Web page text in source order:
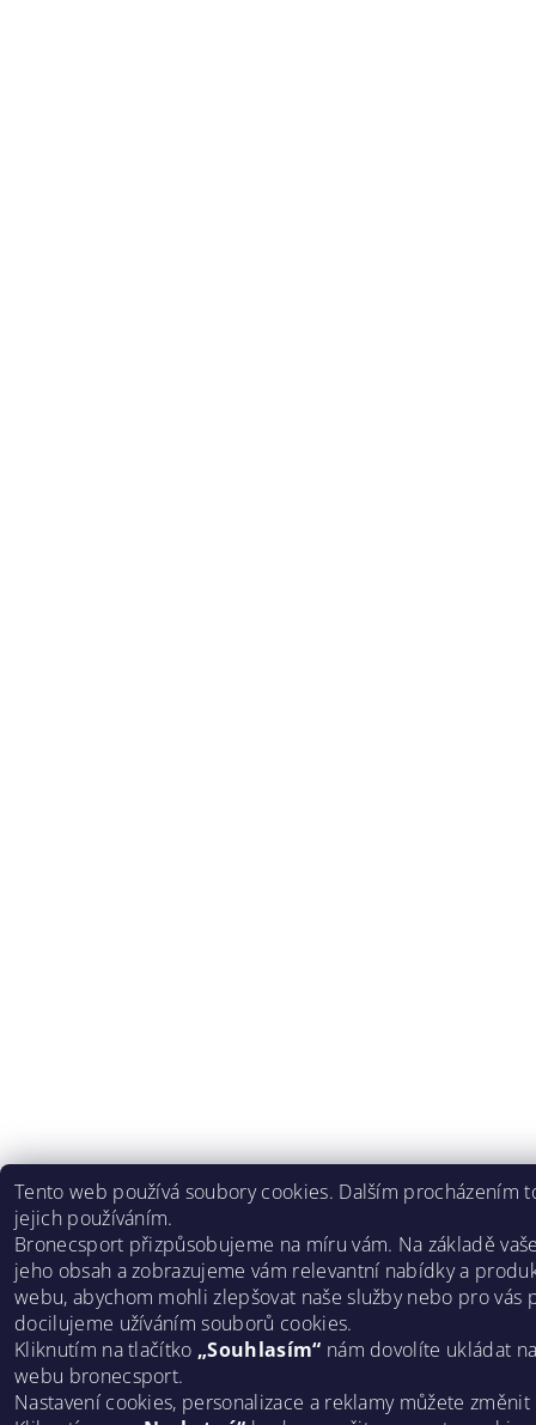
Tento web používá soubory cookies. Dalším procházením
jejich používáním.
Bronecsport přizpůsobujeme na míru vám. Na základě
jeho obsah a zobrazujeme vám relevantní nabídky a
webu, abychom mohli zlepšovat naše služby nebo pro vás
docilujeme užíváním souborů cookies.
Kliknutím na tlačítko „Souhlasím“ nám dovolíte ukládat
webu bronecsport.
Nastavení cookies, personalizace a reklamy můžete